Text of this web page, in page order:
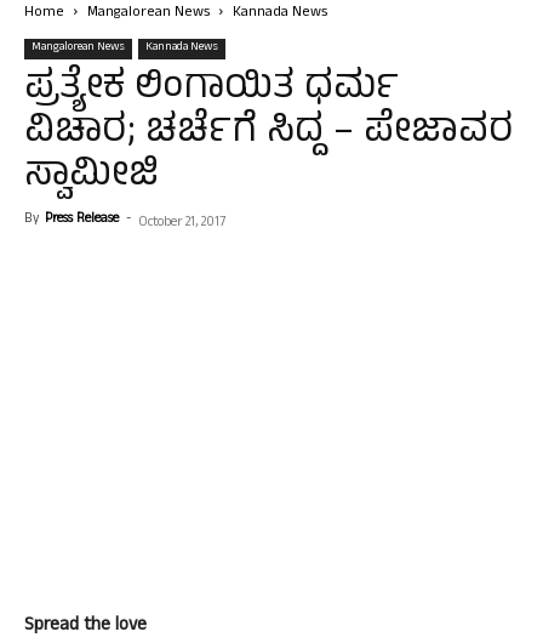
Home Mangalorean News Kannada News
Mangalorean News Kannada News
ಪ್ರತ್ಯೇಕ ಲಿಂಗಾಯಿತ ಧರ್ಮ
ವಿಚಾರ; ಚರ್ಚೆಗೆ ಸಿದ್ದ – ಪೇಜಾವರ
ಸ್ವಾಮೀಜಿ
By Press Release - October 21, 2017
Spread the love